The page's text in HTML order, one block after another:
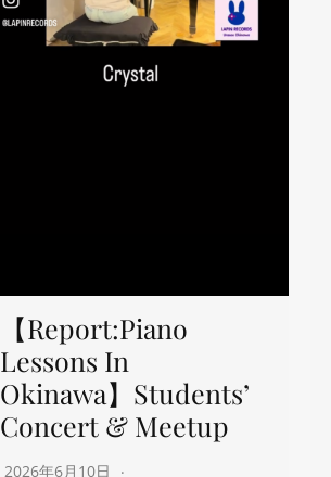
【Report:Piano
Lessons In
Okinawa】Students’
Concert & Meetup
2026年6月10日